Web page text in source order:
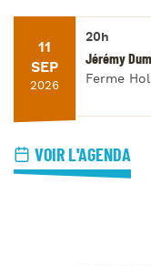
11
SEP
2026
20h
Jérémy
Ferme
VOIR L'AGENDA